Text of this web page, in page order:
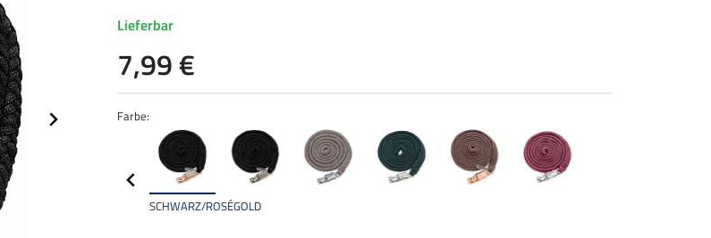
Farbe:
SCHWARZ/ROSÉGOLD
Lieferbar
7,99 €